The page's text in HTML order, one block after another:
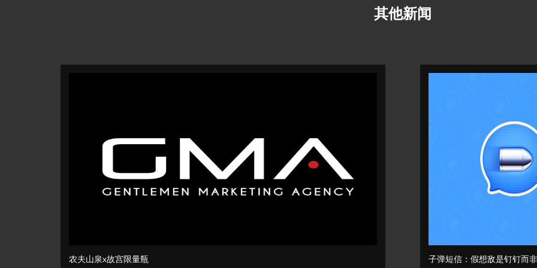
其他新闻
农夫山泉x故宫限量瓶 子弹短信：假想敌是钉钉而